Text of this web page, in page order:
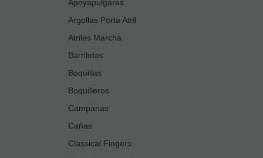
Apoyapulgares
Argollas Porta Atril
Atriles Marcha
Barriletes
Boquillas
Boquilleros
Campanas
Cañas
Classical Fingers